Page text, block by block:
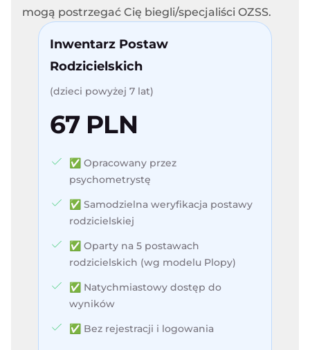
mogą postrzegać Cię biegli/specjaliści OZSS.
Inwentarz Postaw
Rodzicielskich
(dzieci powyżej 7 lat)
67 PLN
✅ Opracowany przez
psychometrystę
✅ Samodzielna weryfikacja postawy
rodzicielskiej
✅ Oparty na 5 postawach
rodzicielskich (wg modelu Plopy)
✅ Natychmiastowy dostęp do
wyników
✅ Bez rejestracji i logowania